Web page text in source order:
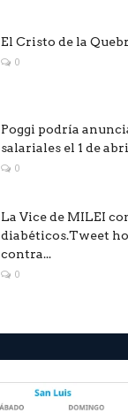
El Cristo de la
0
Poggi podría
salariales el 1 de
0
La Vice de MILEI
diabéticos.Tweet
contra...
0